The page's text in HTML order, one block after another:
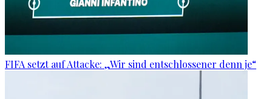
FIFA setzt auf Attacke: „Wir sind entschlossener denn je“